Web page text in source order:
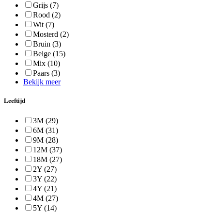
Grijs (7)
Rood (2)
Wit (7)
Mosterd (2)
Bruin (3)
Beige (15)
Mix (10)
Paars (3)
Bekijk meer
Leeftijd
3M (29)
6M (31)
9M (28)
12M (37)
18M (27)
2Y (27)
3Y (22)
4Y (21)
4M (27)
5Y (14)